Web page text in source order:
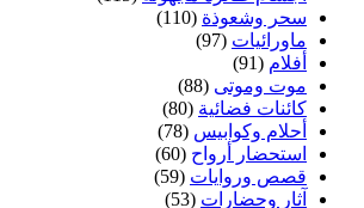
سحر وشعوذة (110)
ماورائيات (97)
أفلام (91)
موت وموتى (88)
كائنات فضائية (80)
أحلام وكوابيس (78)
استحضار أرواح (60)
قصص وروايات (59)
آثار وحضارات (53)